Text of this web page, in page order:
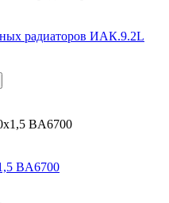
радиаторов ИАК.9.2L
BA6700